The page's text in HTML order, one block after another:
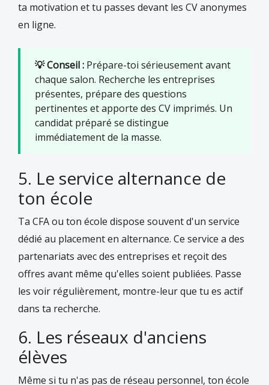
ta motivation et tu passes devant les CV anonymes
en ligne.
💡 Conseil : Prépare-toi sérieusement avant
chaque salon. Recherche les entreprises
présentes, prépare des questions
pertinentes et apporte des CV imprimés. Un
candidat préparé se distingue
immédiatement de la masse.
5. Le service alternance de
ton école
Ta CFA ou ton école dispose souvent d'un service
dédié au placement en alternance. Ce service a des
partenariats avec des entreprises et reçoit des
offres avant même qu'elles soient publiées. Passe
les voir régulièrement, montre-leur que tu es actif
dans ta recherche.
6. Les réseaux d'anciens
élèves
Même si tu n'as pas de réseau personnel, ton école